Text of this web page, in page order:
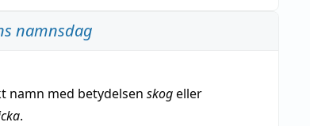
namnsdag
namn med betydelsen skogeller
.